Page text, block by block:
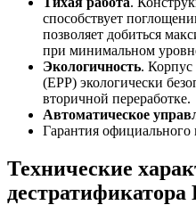
способствует
позволяет добиться
при минимальном
Экологичность. Корпус
(EPP) экологически
вторичной переработке.
Автоматическое
Гарантия официального
Технические